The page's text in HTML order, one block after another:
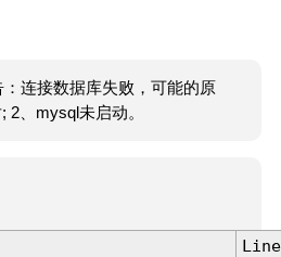
连接数据库失败，可能的原
2、mysql未启动。
Line